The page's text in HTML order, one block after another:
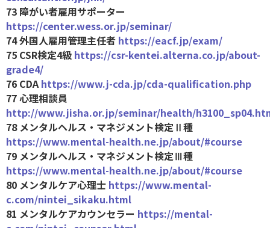
73 障がい者雇用サポーター
https://center.wess.or.jp/seminar/
74 外国人雇用管理主任者 https://eacf.jp/exam/
75 CSR検定4級 https://csr-kentei.alterna.co.jp/about-
grade4/
76 CDA https://www.j-cda.jp/cda-qualification.php
77 心理相談員
http://www.jisha.or.jp/seminar/health/
78 メンタルヘルス・マネジメント検定Ⅱ種
https://www.mental-health.ne.jp/about/#course
79 メンタルヘルス・マネジメント検定Ⅲ種
https://www.mental-health.ne.jp/about/#course
80 メンタルケア心理士 https://www.mental-
c.com/nintei_sikaku.html
81 メンタルケアカウンセラー https://mental-